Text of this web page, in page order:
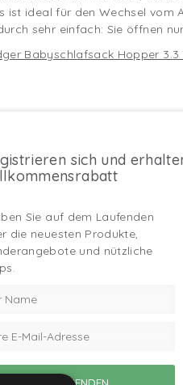
ist ideal für den Wechsel vom
sehr einfach: Sie öffnen
Babyschlafsack Hopper 3.3
sich und
Sie auf dem Laufenden
die neuesten Produkte,
und nützliche